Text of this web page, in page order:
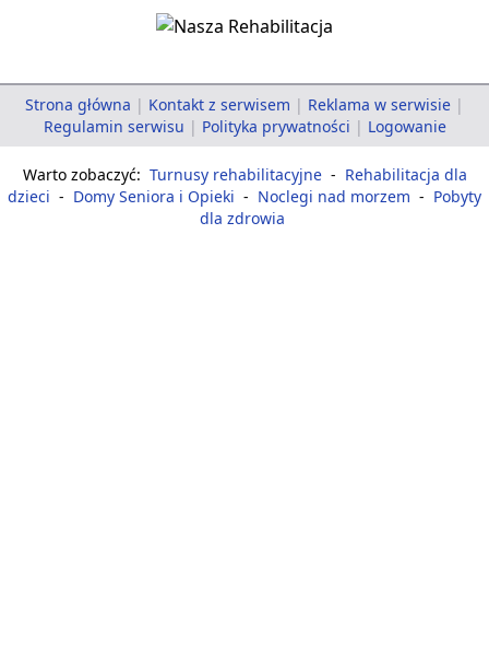
Strona główna | Kontakt z serwisem | Reklama w serwisie |
Regulamin serwisu | Polityka prywatności | Logowanie
Warto zobaczyć: Turnusy rehabilitacyjne - Rehabilitacja dla
dzieci - Domy Seniora i Opieki - Noclegi nad morzem - Pobyty
dla zdrowia